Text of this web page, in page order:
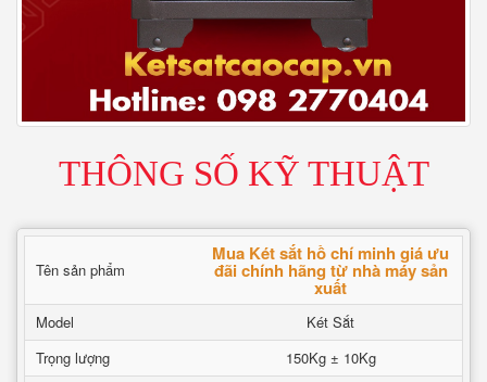
THÔNG SỐ KỸ THUẬT
Tên sản phẩm
Mua Két sắt hồ chí minh giá ưu
đãi chính hãng từ nhà máy sản
xuất
Model
Két Sắt
Trọng lượng
150Kg ± 10Kg